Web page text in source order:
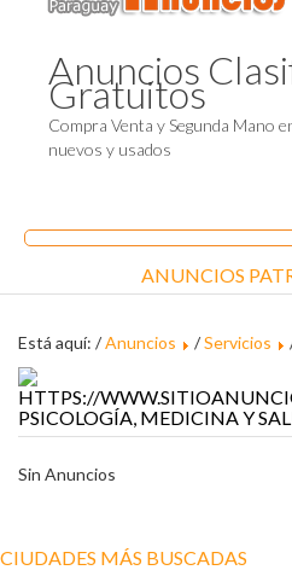
Anuncios
Gratuitos
Compra Venta y Segunda Mano
nuevos y usados
ANUNCIOS
Está aquí: /Anuncios /Servicios
PSICOLOGÍA, MEDICINA Y
Sin Anuncios
CIUDADES MÁS BUSCADAS